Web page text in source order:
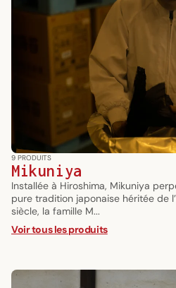
9 PRODUITS
Mikuniya
Installée à Hiroshima, Mikuniya
pure tradition japonaise héritée de
siècle, la famille M...
Voir tous les produits